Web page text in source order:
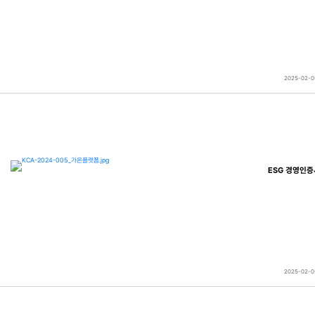
2025-02-
ESG 경영인증
2025-02-